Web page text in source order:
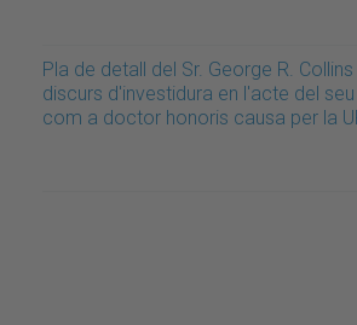
Pla de detall del Sr. George R.
discurs d'investidura en l'acte del
com a doctor honoris causa per la